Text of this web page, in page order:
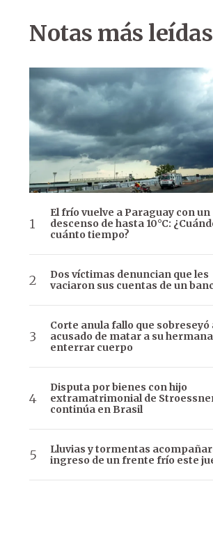
Notas más leídas
El frío vuelve a Paraguay con un
descenso de hasta 10°C:
cuánto tiempo?
Dos víctimas denuncian que les
vaciaron sus cuentas de un
Corte anula fallo que sobreseyó
acusado de matar a su
enterrar cuerpo
Disputa por bienes con hijo
extramatrimonial de
continúa en Brasil
Lluvias y tormentas
ingreso de un frente frío este